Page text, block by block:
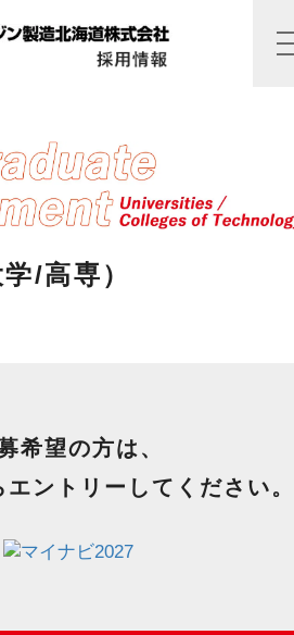
/高専）
希望の方は、
エントリーしてください。